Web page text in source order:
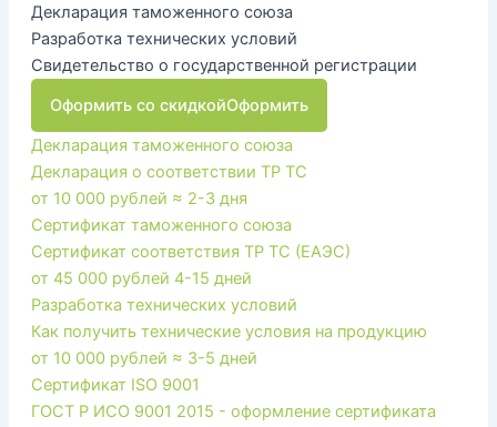
Декларация таможенного союза
Разработка технических условий
Свидетельство о государственной регистрации
Оформить со скидкойОформить
Декларация таможенного союза
Декларация о соответствии ТР ТС
от 10 000 рублей ≈ 2-3 дня
Сертификат таможенного союза
Сертификат соответствия ТР ТС (ЕАЭС)
от 45 000 рублей 4-15 дней
Разработка технических условий
Как получить технические условия на продукцию
от 10 000 рублей ≈ 3-5 дней
Сертификат ISO 9001
ГОСТ Р ИСО 9001 2015 - оформление сертификата